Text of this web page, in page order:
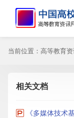
当前位置： 高等教育
相关文档
《多媒体技术